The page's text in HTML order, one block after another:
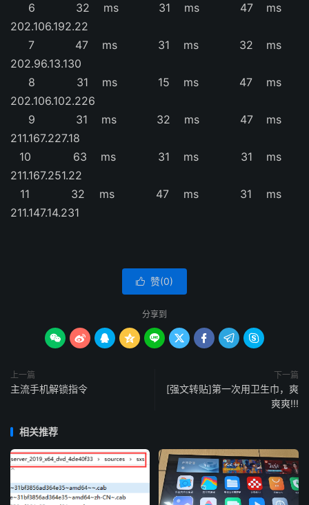
6 32 ms 31 ms 47 ms
202.106.192.22
7 47 ms 31 ms 32 ms
202.96.13.130
8 31 ms 15 ms 47 ms
202.106.102.226
9 31 ms 32 ms 47 ms
211.167.227.18
10 63 ms 31 ms 31 ms
211.167.251.22
11 32 ms 47 ms 31 ms
211.147.14.231
 赞(0)
分享到
        
上一篇
主流手机解锁指令
下一篇
[强文转贴]第一次用卫生巾，爽
爽爽!!!
相关推荐